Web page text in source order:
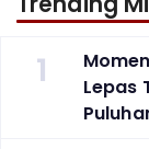
1
Lepas